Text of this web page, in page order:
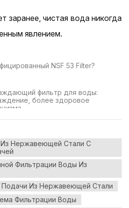
заранее, чистая вода никогда
явлением.
NSF 53 Filter?
фильтр для воды:
более здоровое
Нержавеющей Стали С
Фильтрации Воды Из
Из Нержавеющей Стали
Фильтрации Воды